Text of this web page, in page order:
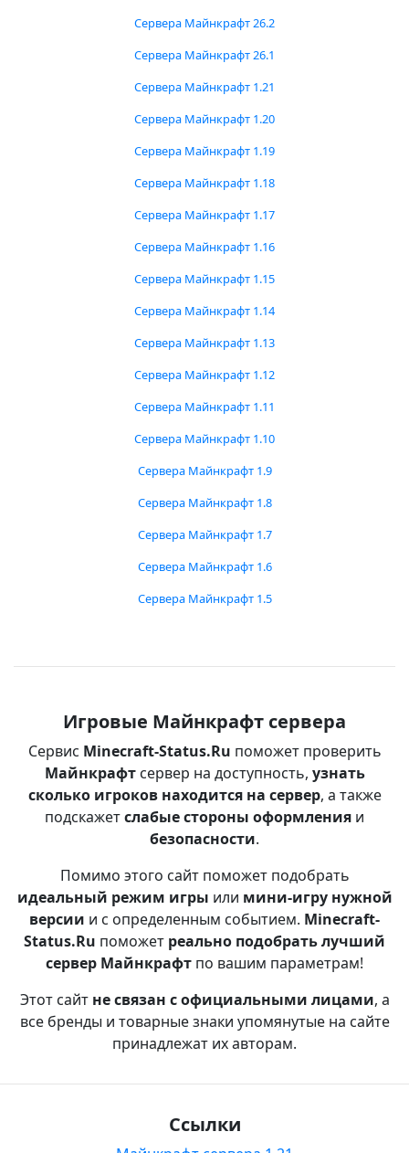
Сервера Майнкрафт 26.2
Сервера Майнкрафт 26.1
Сервера Майнкрафт 1.21
Сервера Майнкрафт 1.20
Сервера Майнкрафт 1.19
Сервера Майнкрафт 1.18
Сервера Майнкрафт 1.17
Сервера Майнкрафт 1.16
Сервера Майнкрафт 1.15
Сервера Майнкрафт 1.14
Сервера Майнкрафт 1.13
Сервера Майнкрафт 1.12
Сервера Майнкрафт 1.11
Сервера Майнкрафт 1.10
Сервера Майнкрафт 1.9
Сервера Майнкрафт 1.8
Сервера Майнкрафт 1.7
Сервера Майнкрафт 1.6
Сервера Майнкрафт 1.5
Игровые Майнкрафт сервера
Сервис Minecraft-Status.Ru поможет проверить
Майнкрафтсервер на доступность, узнать
сколько игроков находится на сервер, а также
подскажетслабые стороны оформления и
безопасности.
Помимо этого сайт поможет подобрать
идеальный режим игры или мини-игру нужной
версии и с определенным событием. Minecraft-
Status.Ru поможет реально подобрать лучший
сервер Майнкрафт по вашим параметрам!
Этот сайт не связан с официальными лицами, а
все бренды и товарные знаки упомянутые на сайте
принадлежат их авторам.
Ссылки